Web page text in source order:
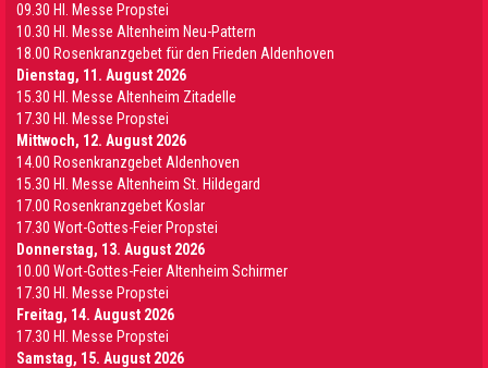
09.30 Hl. Messe Propstei
10.30 Hl. Messe Altenheim Neu-Pattern
18.00 Rosenkranzgebet für den Frieden Aldenhoven
Dienstag, 11. August 2026
15.30 Hl. Messe Altenheim Zitadelle
17.30 Hl. Messe Propstei
Mittwoch, 12. August 2026
14.00 Rosenkranzgebet Aldenhoven
15.30 Hl. Messe Altenheim St. Hildegard
17.00 Rosenkranzgebet Koslar
17.30 Wort-Gottes-Feier Propstei
Donnerstag, 13. August 2026
10.00 Wort-Gottes-Feier Altenheim Schirmer
17.30 Hl. Messe Propstei
Freitag, 14. August 2026
17.30 Hl. Messe Propstei
Samstag, 15. August 2026